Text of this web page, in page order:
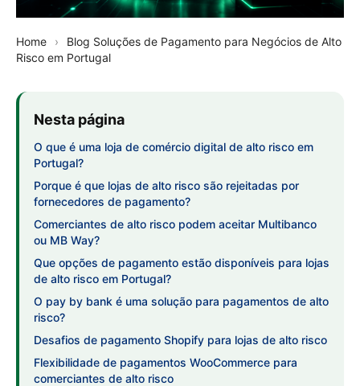
Home › Blog Soluções de Pagamento para Negócios de Alto
Risco em Portugal
Nesta página
O que é uma loja de comércio digital de alto risco em
Portugal?
Porque é que lojas de alto risco são rejeitadas por
fornecedores de pagamento?
Comerciantes de alto risco podem aceitar Multibanco
ou MB Way?
Que opções de pagamento estão disponíveis para lojas
de alto risco em Portugal?
O pay by bank é uma solução para pagamentos de alto
risco?
Desafios de pagamento Shopify para lojas de alto risco
Flexibilidade de pagamentos WooCommerce para
comerciantes de alto risco